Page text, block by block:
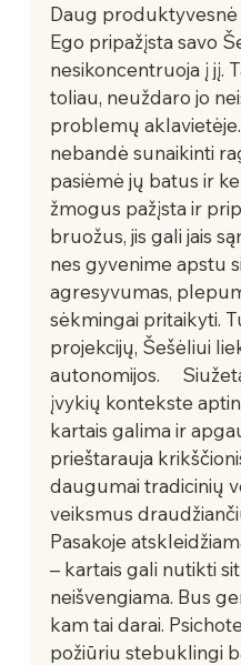
Daug produktyvesnė
Ego pripažįsta savo
nesikoncentruoja į jį.
toliau, neuždaro jo
problemų aklavietėje.
nebandė sunaikinti
pasiėmė jų batus ir
žmogus pažįsta ir
bruožus, jis gali jais
nes gyvenime apstu
agresyvumas,
sėkmingai pritaikyti.
projekcijų, Šešėliui
autonomijos.
įvykių kontekste
kartais galima ir
prieštarauja
daugumai tradicinių
veiksmus
Pasakoje
– kartais gali nutikti
neišvengiama. Bus
kam tai darai.
požiūriu stebuklingi